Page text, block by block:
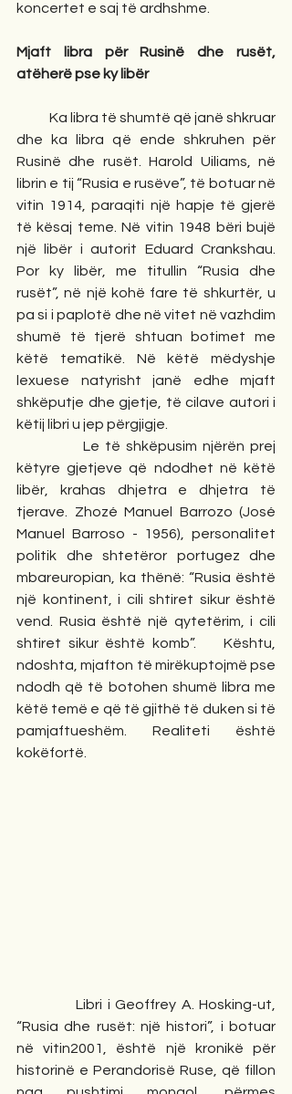
koncertet e saj të ardhshme.
Mjaft libra për Rusinë dhe rusët,
atëherë pse ky libër
Ka libra të shumtë që janë shkruar
dhe ka libra që ende shkruhen për
Rusinë dhe rusët. Harold Uiliams, në
librin e tij “Rusia e rusëve”, të botuar në
vitin 1914, paraqiti një hapje të gjerë
të kësaj teme. Në vitin 1948 bëri bujë
një libër i autorit Eduard Crankshau.
Por ky libër, me titullin “Rusia dhe
rusët”, në një kohë fare të shkurtër, u
pa si i paplotë dhe në vitet në vazhdim
shumë të tjerë shtuan botimet me
këtë tematikë. Në këtë mëdyshje
lexuese natyrisht janë edhe mjaft
shkëputje dhe gjetje, të cilave autori i
këtij libri u jep përgjigje.
Le të shkëpusim njërën prej
këtyre gjetjeve që ndodhet në këtë
libër, krahas dhjetra e dhjetra të
tjerave. Zhozé Manuel Barrozo (José
Manuel Barroso - 1956), personalitet
politik dhe shtetëror portugez dhe
mbareuropian, ka thënë: “Rusia është
një kontinent, i cili shtiret sikur është
vend. Rusia është një qytetërim, i cili
shtiret sikur është komb”.    Kështu,
ndoshta, mjafton të mirëkuptojmë pse
ndodh që të botohen shumë libra me
këtë temë e që të gjithë të duken si të
pamjaftueshëm. Realiteti është
kokëfortë.
Libri i Geoffrey A. Hosking-ut,
“Rusia dhe rusët: një histori”, i botuar
në vitin2001, është një kronikë për
historinë e Perandorisë Ruse, që fillon